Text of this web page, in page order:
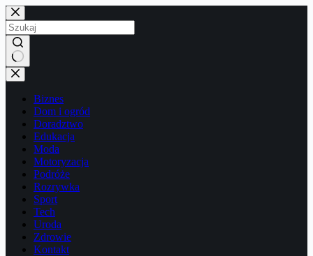
Przejdź
do
treści
Brak
wyników
Biznes
Dom i ogród
Doradztwo
Edukacja
Moda
Motoryzacja
Podróże
Rozrywka
Sport
Tech
Uroda
Zdrowie
Kontakt